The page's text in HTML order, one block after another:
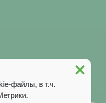
файлы, в т.ч.